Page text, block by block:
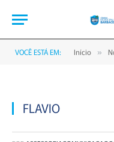
VOCÊ ESTÁ EM: Início »
FLAVIO